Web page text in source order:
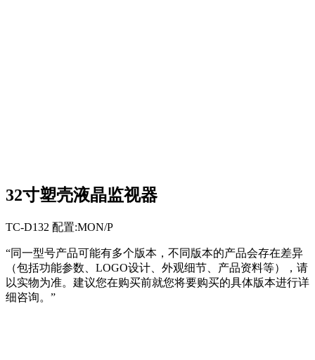
32寸塑壳液晶监视器
TC-D132 配置:MON/P
“同一型号产品可能有多个版本，不同版本的产品会存在差异
（包括功能参数、LOGO设计、外观细节、产品资料等），请
以实物为准。建议您在购买前就您将要购买的具体版本进行详
细咨询。”